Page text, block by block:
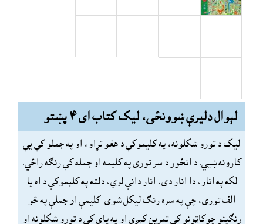
لېوال دليرې ښوونځى، ليک کتاب اى ٤ پښتو
ليک د تورو شکلونه، په کليموکې د هغو تړاو، او په جملو کې يې
کارونه ښيي. د انځور د سر تورى په کليمه او جمله کې رنګه راځي.
لکه په انار‌، دا انار دى، انار دانې لري، دلته په کلېموکې د اه يا
الف تورى، چې په سره رنګ ليکل شوى. کليمې او جملې په څو
رنګينو چوکاټونو کې تمرين کېږي او په پاى کې د تورو شکلونه او